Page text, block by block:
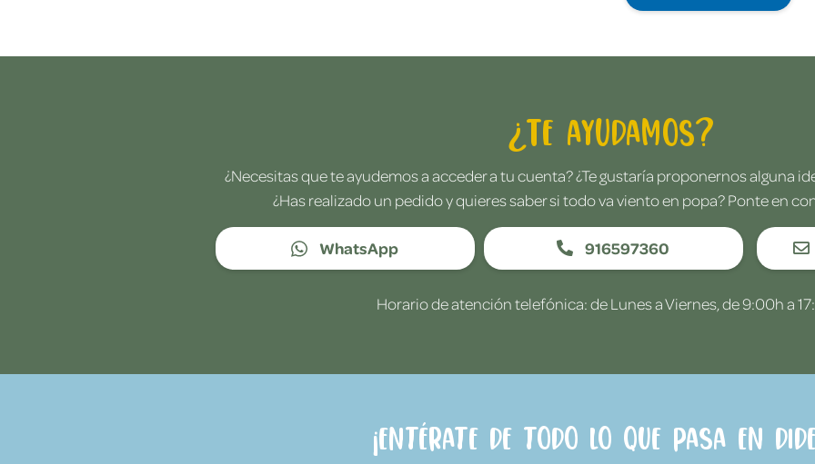
¿Te ayudamos?
¿Necesitas que te ayudemos a acceder a tu cuenta? ¿Te gustaría proponernos alguna
¿Has realizado un pedido y quieres saber si todo va viento en popa? Ponte en
WhatsApp 916597360
Horario de atención telefónica: de Lunes a Viernes, de 9:00h a
¡Entérate de todo lo que pasa en